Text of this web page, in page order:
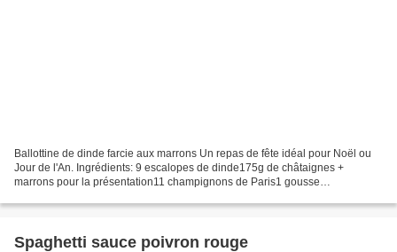
Ballottine de dinde farcie aux marrons Un repas de fête idéal pour Noël ou
Jour de l'An. Ingrédients: 9 escalopes de dinde175g de châtaignes +
marrons pour la présentation11 champignons de Paris1 gousse
Spaghetti sauce poivron rouge